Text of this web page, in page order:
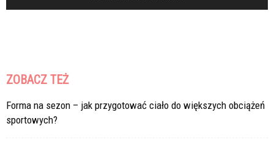
ZOBACZ TEŻ
Forma na sezon – jak przygotować ciało do większych obciążeń
sportowych?